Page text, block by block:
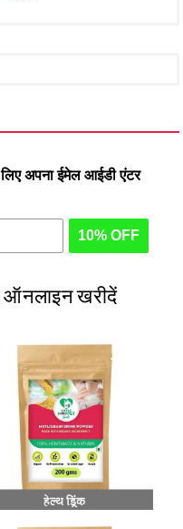
अपना ईमेल आईडी एंटर
10% OFF
ऑनलाइन खरीदें